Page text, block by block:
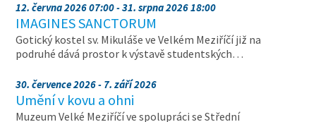
12. června 2026 07:00 - 31. srpna 2026 18:00
IMAGINES SANCTORUM
Gotický kostel sv. Mikuláše ve Velkém Meziříčí již na
podruhé dává prostor k výstavě studentských…
30. července 2026 - 7. září 2026
Umění v kovu a ohni
Muzeum Velké Meziříčí ve spolupráci se Střední